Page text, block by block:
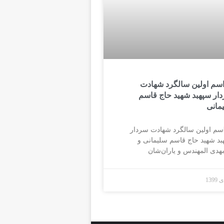
اولین سالگرد شهادت
سپهبد شهید حاج قاسم
اولین سالگرد شهادت سردار
شهید حاج قاسم سلیمانی و
المهندس و یاران‌شان